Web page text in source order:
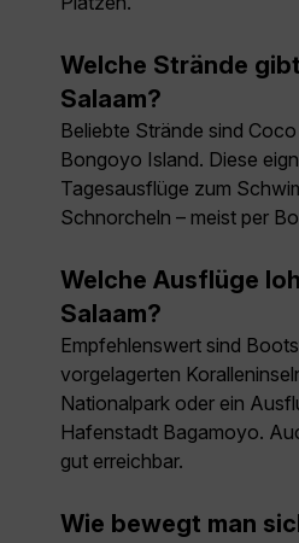
Welche Strände
Salaam?
Beliebte Strände sind
Bongoyo Island. Diese
Tagesausflüge zum
Schnorcheln – meist per
Welche Ausflüge
Salaam?
Empfehlenswert sind
vorgelagerten
Nationalpark oder ein
Hafenstadt Bagamoyo.
gut erreichbar.
Wie bewegt man